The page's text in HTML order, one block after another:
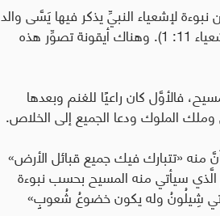
لإشعياء النبيِّ يذكر فيها يَسَّى والد
داود: «ويخرج قضيب من جذع يسَّى، وينبُتُ غصن من أصوله» (إشعياء 11: 1). وهناك أيقونة تصوِّر هذه
فالأوَّل كان راعيًا للغنم وبعدها
وملك الملوك ودعا الجميع إلى الخلاص.
منه «تتبارك فيك جميع قبائل الأرض»
الَّذي سيأتي منه المسيح بحسب نبوءة
شِيلُونُ وله يكون خضوعُ شُعوبٍ»